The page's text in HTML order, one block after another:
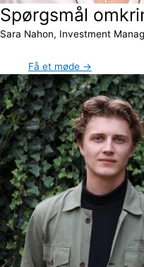
Spørgsmål
Sara Nahon, Investment
Få et møde →